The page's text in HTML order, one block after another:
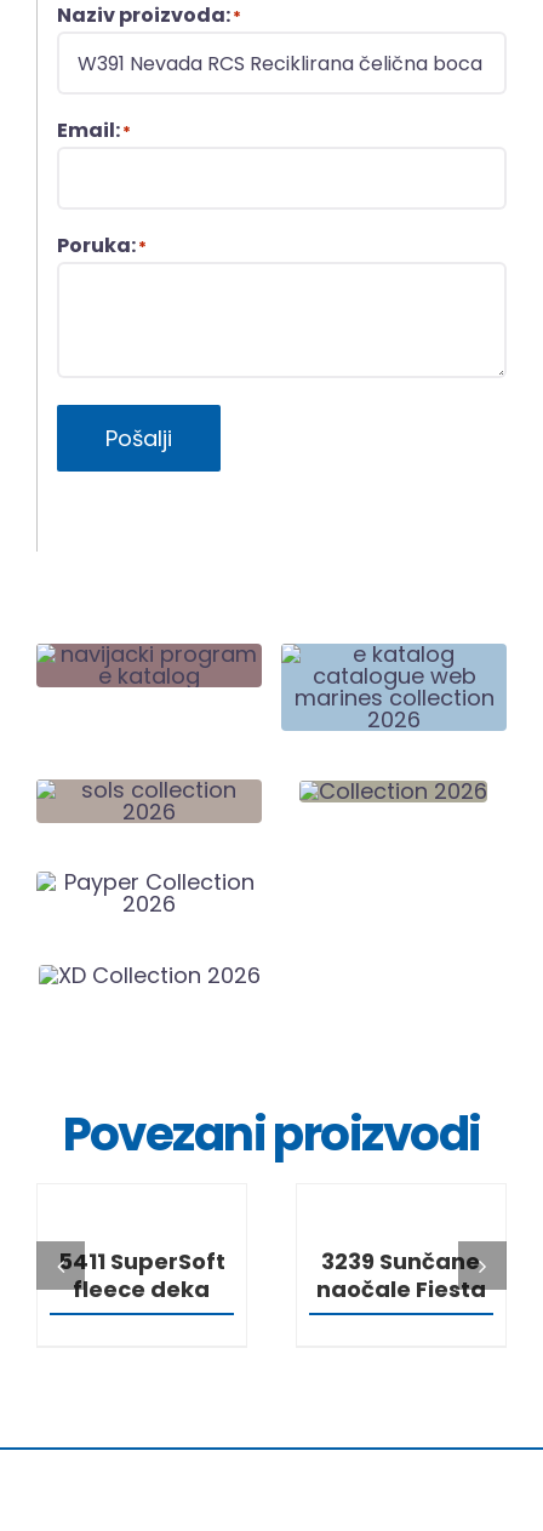
Naziv proizvoda:*
Email:*
Poruka:*
Pošalji
Povezani proizvodi
5411 SuperSoft
fleece deka
3239 Sunčane
naočale Fiesta